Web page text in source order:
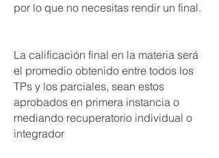
por lo que no necesitas rendir un final.
La calificación final en la materia será
el promedio obtenido entre todos los
TPs y los parciales, sean estos
aprobados en primera instancia o
mediando recuperatorio individual o
integrador